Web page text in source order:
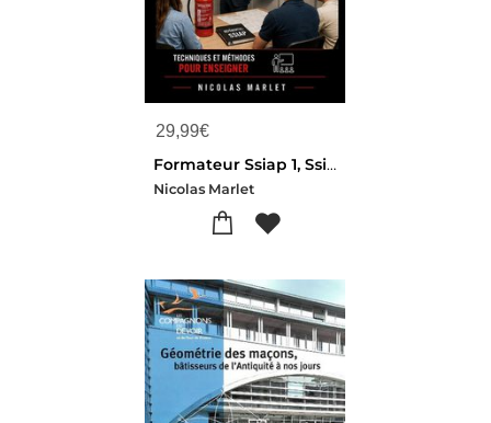
29,99€
Formateur Ssiap 1, Ssiap 2 , Ssiap 3 : Outils, Methodes, Cours : Un Ouvrage Complet Pour Reviser Et Enseigner
Nicolas Marlet